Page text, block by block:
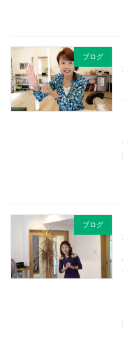
ブログ
ブログ